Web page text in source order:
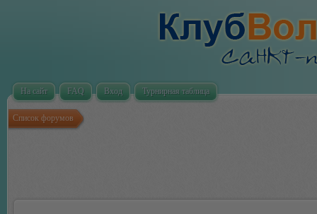
На сайт FAQ Вход Турнирная таблица
Список форумов